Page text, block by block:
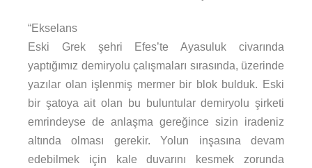
“Ekselans
Eski Grek şehri Efes’te Ayasuluk civarında
yaptığımız demiryolu çalışmaları sırasında, üzerinde
yazılar olan işlenmiş mermer bir blok bulduk. Eski
bir şatoya ait olan bu buluntular demiryolu şirketi
emrindeyse de anlaşma gereğince sizin iradeniz
altında olması gerekir. Yolun inşasına devam
edebilmek için kale duvarını kesmek zorunda